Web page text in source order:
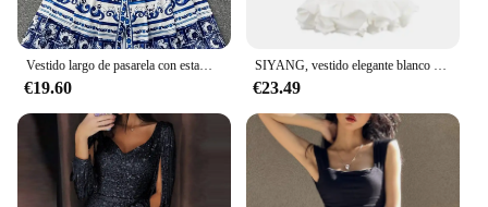
Vestido largo de pasarela con estampado de porcelana roja, azul y blanca para vacaciones, Vestido largo holgado con un solo pecho y cinturón con cordones para mujer
€19.60
SIYANG, vestido elegante blanco voluminoso con estilo para mujer, vestido femenino con cremallera trasera y cuello redondo, Vestidos elegantes para mujer
€23.49